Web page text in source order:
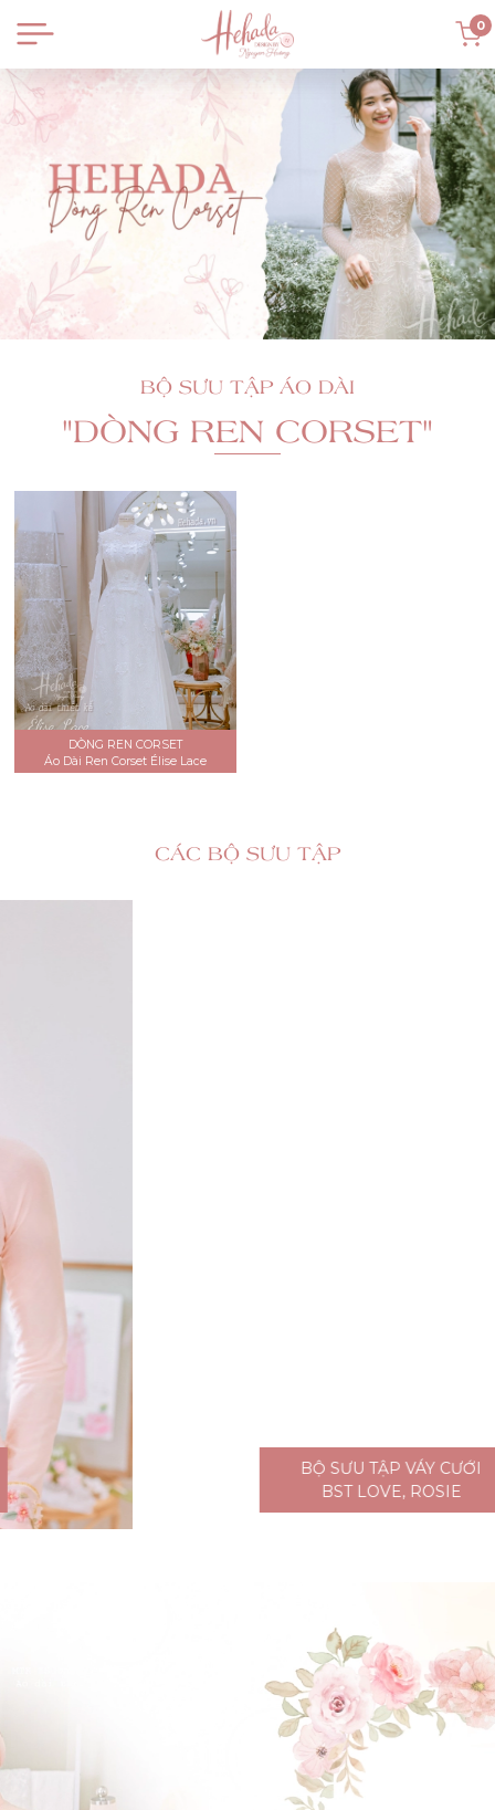
0
BỘ SƯU TẬP ÁO DÀI
"DÒNG REN CORSET"
DÒNG REN CORSET
Áo Dài Ren Corset Élise Lace
CÁC BỘ SƯU TẬP
BỘ SƯU TẬP VÁY CƯỚI
ĐẶT LỊCH HẸN